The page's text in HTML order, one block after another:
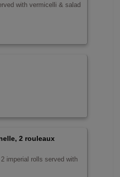
with vermicelli & salad
2 rouleaux
imperial rolls served with